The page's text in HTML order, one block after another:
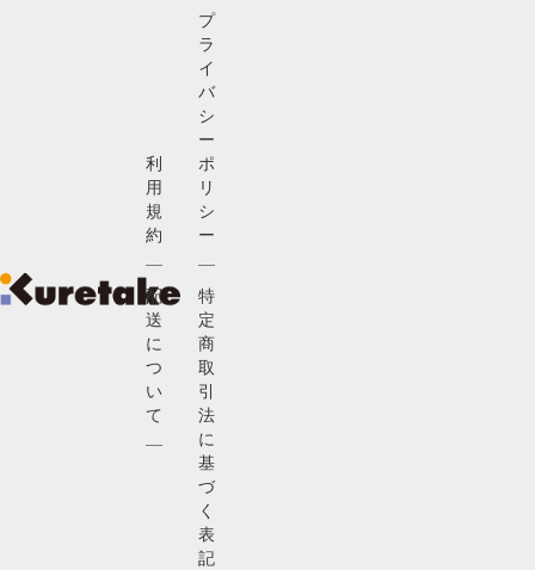
利
用
規
約
配
送
に
つ
い
て
プ
ラ
イ
バ
シ
ー
ポ
リ
シ
ー
特
定
商
取
引
法
に
基
づ
く
表
記